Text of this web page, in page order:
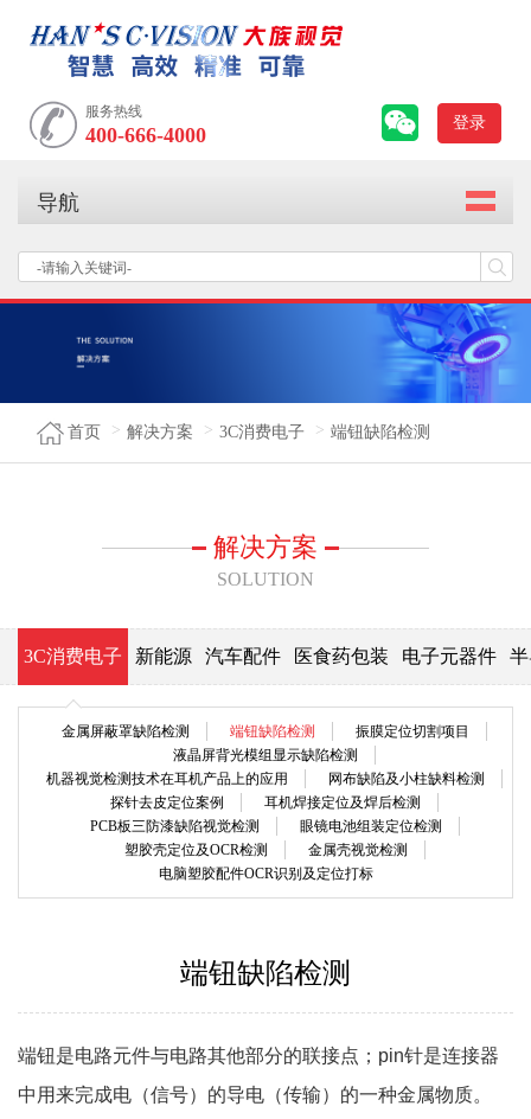
服务热线
400-666-4000
登录
导航
首页 解决方案 3C消费电子 端钮缺陷检测
解决方案
SOLUTION
3C消费电子 新能源 汽车配件 医食药包装 电子元器件
金属屏蔽罩缺陷检测 端钮缺陷检测
振膜定位切割项目
液晶屏背光模组显示缺陷检测
机器视觉检测技术在耳机产品上的应用
网布缺陷及小柱缺料检测
探针去皮定位案例
耳机焊接定位及焊后检测
PCB板三防漆缺陷视觉检测
眼镜电池组装定位检测
塑胶壳定位及OCR检测
金属壳视觉检测
电脑塑胶配件OCR识别及定位打标
端钮缺陷检测
端钮是电路元件与电路其他部分的联接点；pin针是连接器
中用来完成电（信号）的导电（传输）的一种金属物质。